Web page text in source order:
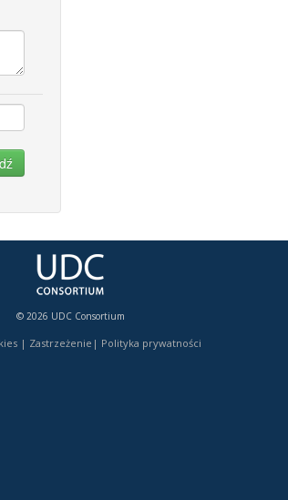
© 2026 UDC Consortium
| Zastrzeżenie | Polityka prywatności